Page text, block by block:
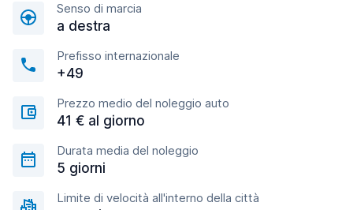
Senso di marcia
a destra
Prefisso internazionale
+49
Prezzo medio del noleggio auto
41 € al giorno
Durata media del noleggio
5 giorni
Limite di velocità all'interno della città